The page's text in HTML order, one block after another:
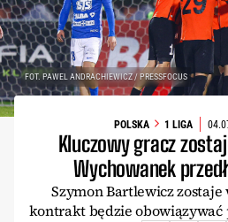
FOT. PAWEL ANDRACHIEWICZ / PRESSFOCUS
POLSKA 1 LIGA
Kluczowy gracz
Wychowanek
Szymon Bartlewicz zostaje
kontrakt będzie obowiązywać